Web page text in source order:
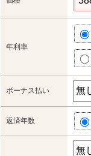
年利率
ボーナス払い
返済年数